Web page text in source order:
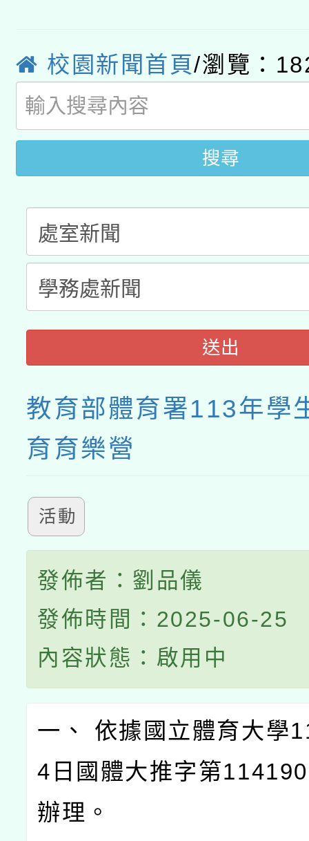
案。
招)
本館辦理115年度閱讀
暨閱讀推動專業研習
科技賦能─人工智慧
礎課程
A3數位素養講師名單
校園新聞首頁/瀏覽：
搜尋
送出
教育部體育署113年學
育育樂營
活動
發佈者：劉品儀
發佈時間：2025-06-25
內容狀態：啟用中
一、 依據國立體育大學
4日國體大推字第
辦理。